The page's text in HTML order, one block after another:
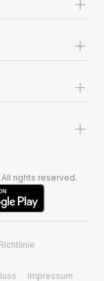
+
+
+
rights reserved.
Impressum